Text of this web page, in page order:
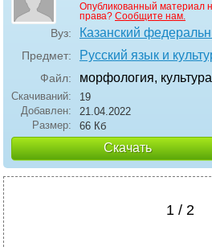
Опубликованный материал
права? Сообщите нам.
Вуз: Казанский
Предмет: Русский язык и
Файл: морфология,
Скачиваний:
19
Добавлен:
21.04.2022
Размер:
66 Кб
Скачать
1 / 2